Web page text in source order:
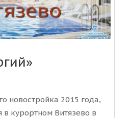
новостройка 2015 года,
в курортном Витязево в